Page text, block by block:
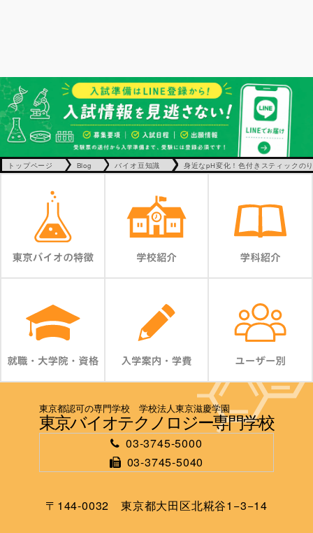
トップページ Blog バイオ豆知識 身近なpH変化！色付きスティックの
東京都認可の専門学校 学校法人東京滋慶学園
東京バイオテクノロジー専門学校
03-3745-5000
03-3745-5040
〒144-0032 東京都大田区北糀谷1−3−14